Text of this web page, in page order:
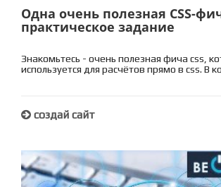
Одна очень полезная CSS-
практическое задание
Знакомьтесь - очень полезная фича css,
используется для расчётов прямо в css. В
создай сайт